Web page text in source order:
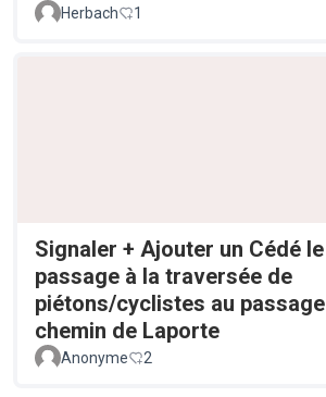
Herbach 1
Signaler + Ajouter un Cédé le
passage à la traversée de
piétons/cyclistes au passage
chemin de Laporte
Anonyme 2